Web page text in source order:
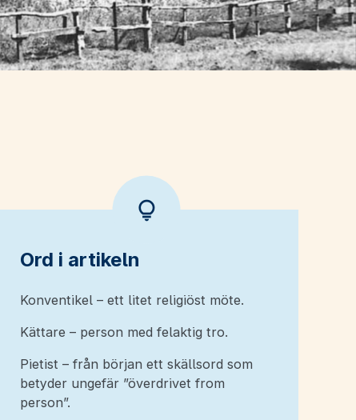
Ord i artikeln
Konventikel – ett litet religiöst möte.
Kättare – person med felaktig tro.
Pietist – från början ett skällsord som
betyder ungefär ”överdrivet from
person”.